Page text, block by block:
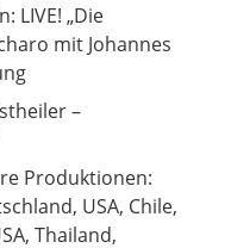
LIVE! „Die
mit Johannes
–
Produktionen:
USA, Chile,
Thailand,